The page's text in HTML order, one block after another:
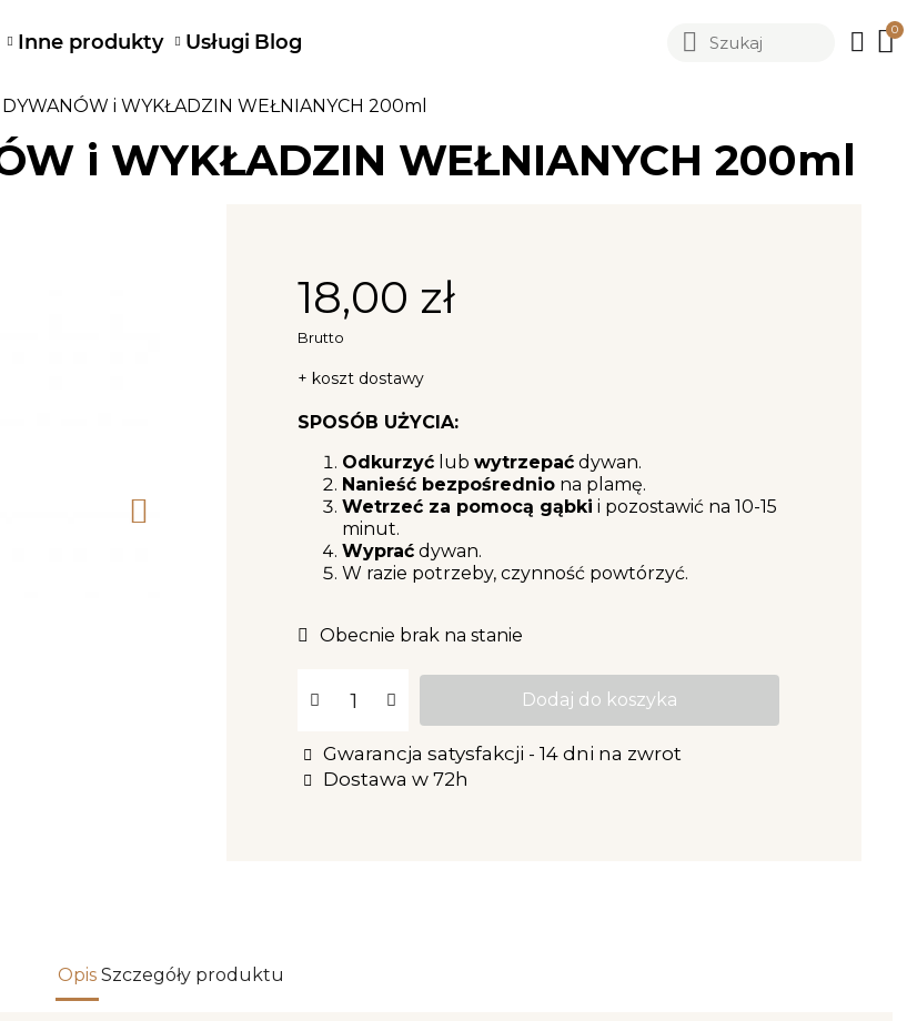
Inne produkty Usługi Blog
i WYKŁADZIN WEŁNIANYCH 200ml
i WYKŁADZIN WEŁNIANYCH 200ml
18,00 zł
Brutto
+ koszt dostawy
SPOSÓB UŻYCIA:
Odkurzyć lubwytrzepać dywan.
Nanieść bezpośrednio na plamę.
Wetrzeć za pomocą gąbki i pozostawić na 10-15
minut.
Wyprać dywan.
W razie potrzeby, czynność powtórzyć.
Obecnie brak na stanie
Dodaj do koszyka
Gwarancja satysfakcji - 14 dni na zwrot
Dostawa w 72h
Opis Szczegóły produktu